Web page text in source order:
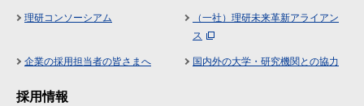
理研コンソーシアム
（一社）理研未来革新アライアン
ス
企業の採用担当者の皆さまへ 国内外の大学・研究機関との協力
採用情報